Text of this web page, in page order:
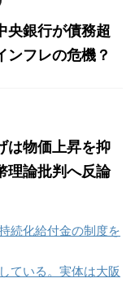
央銀行が債務超
ンフレの危機？
は物価上昇を抑
理論批判へ反論
続化給付金の制度を
ている。実体は大阪